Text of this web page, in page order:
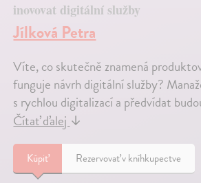
inovovat digitální služby
Jílková Petra
Víte, co skutečně znamená
funguje návrh digitální služby?
s rychlou digitalizací a předvídat
Čítať ďalej↓
Kúpiť Rezervovať v kníhkupectve